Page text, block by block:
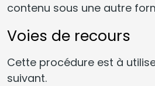
contenu sous une autre
Voies de recours
Cette procédure est à
suivant.